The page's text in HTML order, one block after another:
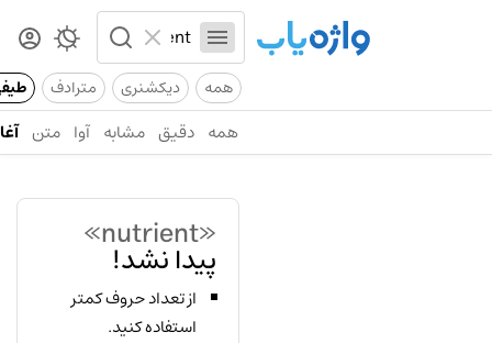
همه دیکشنری مترادف
همه دقیق مشابه آوا متن
«nutrient»
پیدا نشد!
از تعداد حروف کمتر
استفاده کنید.